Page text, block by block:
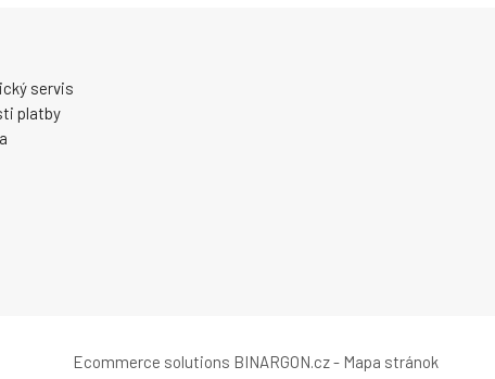
servis
platby
Ecommerce solutions BINARGON.cz- Mapa stránok